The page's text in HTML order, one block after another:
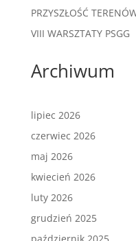
PRZYSZŁOŚĆ
VIII WARSZTATY PSGG
Archiwum
lipiec 2026
czerwiec 2026
maj 2026
kwiecień 2026
luty 2026
grudzień 2025